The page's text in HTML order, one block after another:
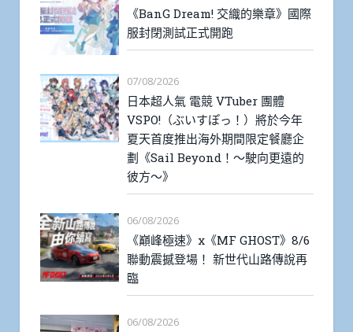
《BanG Dream! 交織的樂章》國際
服封閉測試正式開跑
07/08/2026
日本超人氣 電競 VTuber 團體
VSPO!（ぶいすぽっ！）將於今年
夏天首度推出海外期間限定餐廳企
劃《Sail Beyond！～駛向更遠的
彼方～》
06/08/2026
《巔峰極速》x《MF GHOST》8/6
聯動震撼登場！ 新世代山路傳說再
臨
06/08/2026